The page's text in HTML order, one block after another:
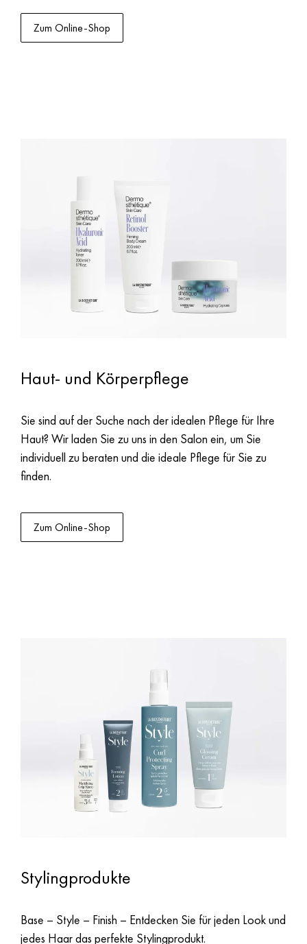
Zum Online-Shop
Haut- und Körperpflege
Sie sind auf der Suche nach der idealen Pflege für Ihre
Haut? Wir laden Sie zu uns in den Salon ein, um Sie
individuell zu beraten und die ideale Pflege für Sie zu
finden.
Zum Online-Shop
Stylingprodukte
Base – Style – Finish – Entdecken Sie für jeden Look und
jedes Haar das perfekte Stylingprodukt.